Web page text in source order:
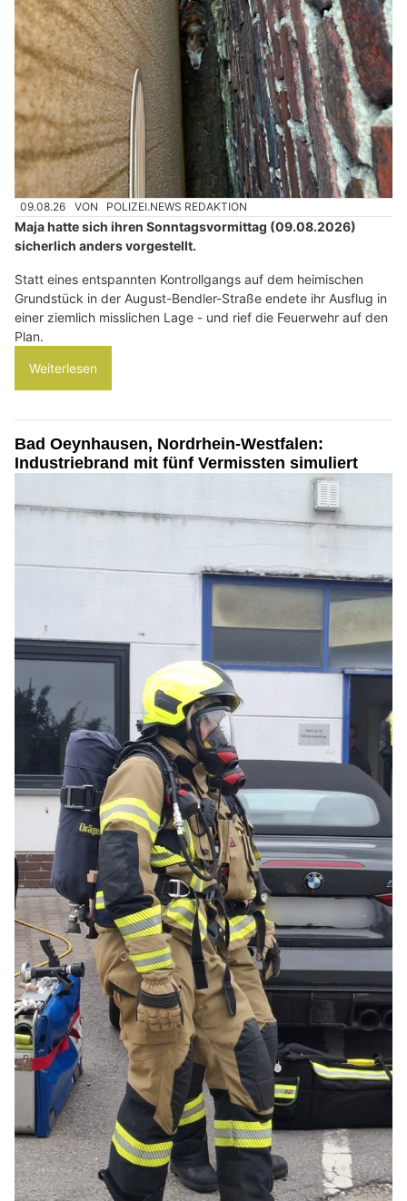
09.08.26 VON POLIZEI.NEWS REDAKTION
Maja hatte sich ihren Sonntagsvormittag (09.08.2026)
sicherlich anders vorgestellt.
Statt eines entspannten Kontrollgangs auf dem heimischen
Grundstück in der August-Bendler-Straße endete ihr Ausflug in
einer ziemlich misslichen Lage - und rief die Feuerwehr auf den
Plan.
Weiterlesen
Bad Oeynhausen, Nordrhein-Westfalen:
Industriebrand mit fünf Vermissten simuliert